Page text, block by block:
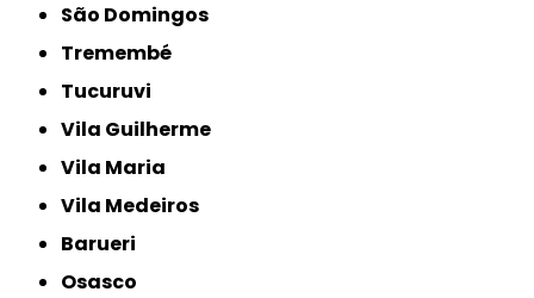
São Domingos
Tremembé
Tucuruvi
Vila Guilherme
Vila Maria
Vila Medeiros
Barueri
Osasco